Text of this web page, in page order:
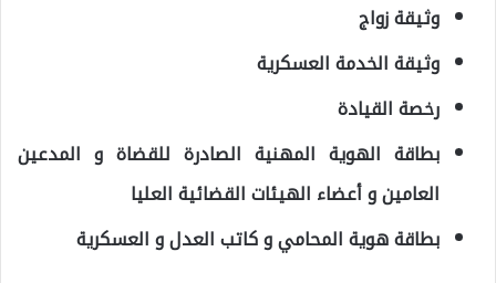
وثيقة زواج
وثيقة الخدمة العسكرية
رخصة القيادة
بطاقة الهوية المهنية الصادرة للقضاة و المدعين
العامين و أعضاء الهيئات القضائية العليا
بطاقة هوية المحامي و كاتب العدل و العسكرية